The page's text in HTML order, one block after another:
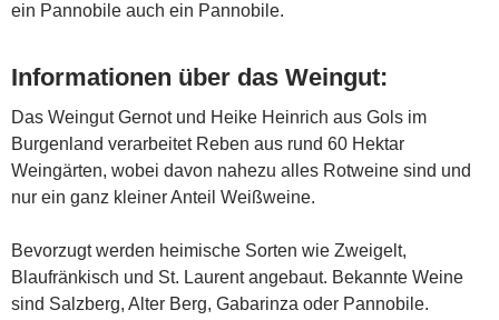
ein Pannobile auch ein Pannobile.
Informationen über das Weingut:
Das Weingut Gernot und Heike Heinrich aus Gols im
Burgenland verarbeitet Reben aus rund 60 Hektar
Weingärten, wobei davon nahezu alles Rotweine sind und
nur ein ganz kleiner Anteil Weißweine.
Bevorzugt werden heimische Sorten wie Zweigelt,
Blaufränkisch und St. Laurent angebaut. Bekannte Weine
sind Salzberg, Alter Berg, Gabarinza oder Pannobile.